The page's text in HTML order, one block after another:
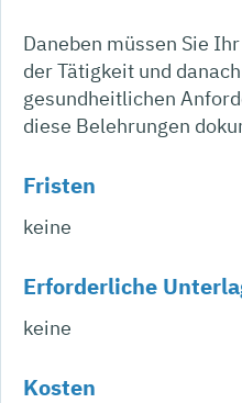
Daneben müssen Sie
der Tätigkeit und
gesundheitlichen
diese Belehrungen
Fristen
keine
Erforderliche
keine
Kosten